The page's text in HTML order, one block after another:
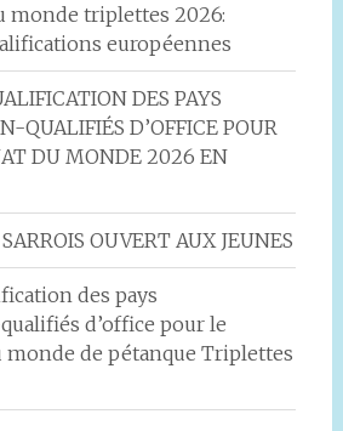
monde triplettes 2026:
européennes
DES PAYS
QUALIFIÉS D’OFFICE POUR
DU MONDE 2026 EN
OUVERT AUX JEUNES
des pays
d’office pour le
de pétanque Triplettes